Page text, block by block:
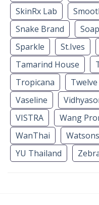
SkinRx Lab
Snake Brand
Sparkle
St.Ives
Tamarind House
Tropicana
Vaseline
VISTRA
Wang
WanThai
Watsons
YU Thailand